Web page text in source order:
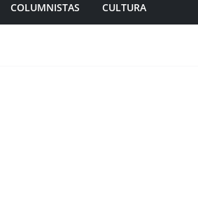
COLUMNISTAS CULTURA